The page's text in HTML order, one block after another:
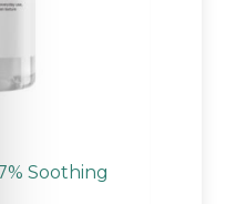
Soothing